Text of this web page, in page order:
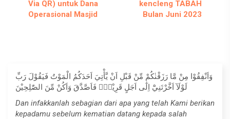
Via QR) untuk Dana
Operasional Masjid
kencleng TABAH
Bulan Juni 2023
وَاَنْفِقُوْا مِنْ مَّا رَزَقْنٰكُمْ مِّنْ قَبْلِ اَنْ يَّأْتِيَ اَحَدَكُمُ الْمَوْتُ فَيَقُوْلَ رَبِّ
لَوْلَآ اَخَّرْتَنِيْٓ اِلٰٓى اَجَلٍ قَرِيْبٍۚ فَاَصَّدَّقَ وَاَكُنْ مِّنَ الصّٰلِحِيْنَ
Dan infakkanlah sebagian dari apa yang telah Kami berikan
kepadamu sebelum kematian datang kepada salah